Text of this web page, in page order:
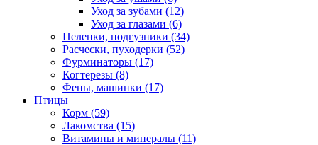
Уход за зубами (12)
Уход за глазами (6)
Пеленки, подгузники (34)
Расчески, пуходерки (52)
Фурминаторы (17)
Когтерезы (8)
Фены, машинки (17)
Птицы
Корм (59)
Лакомства (15)
Витамины и минералы (11)